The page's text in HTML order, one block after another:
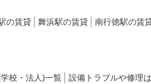
の賃貸 舞浜駅の賃貸
南行徳駅の賃
校・法人)一覧
設備トラブルや修理